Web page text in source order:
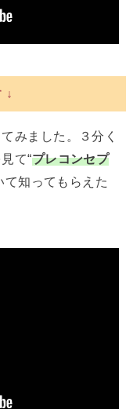
↓
みました。３分く
て“プレコンセプ
て知ってもらえた